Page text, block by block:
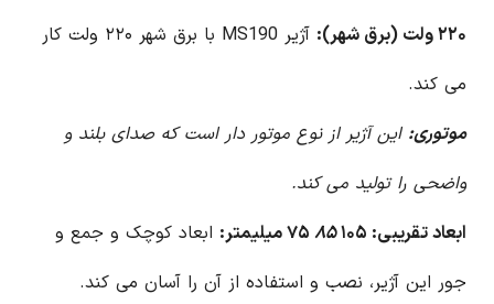
۲۲۰ ولت (برق شهر):
آژیر MS190 با برق شهر ۲۲۰ ولت کار
می کند.
موتوری: این آژیر از نوع موتور دار است که صدای بلند و
واضحی را تولید می کند.
ابعاد تقریبی: ۱۰۵
۸۵ ۷۵ میلیمتر:
ابعاد کوچک و جمع و
جور این آژیر، نصب و استفاده از آن را آسان می کند.